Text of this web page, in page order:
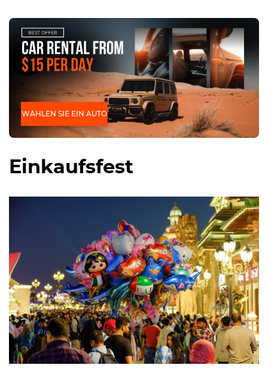
WÄHLEN SIE EIN AUTO
Einkaufsfest